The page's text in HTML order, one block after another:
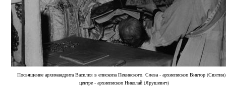
Посвящение архимандрита Василия в епископа Пекинского. Слева - архиепископ Виктор
центре - архиепископ Николай (Ярушевич)